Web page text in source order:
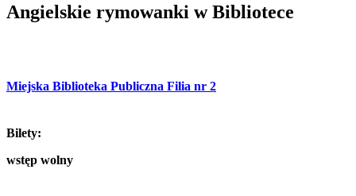
Angielskie rymowanki w Bibliotece
Miejska Biblioteka Publiczna Filia nr 2
Bilety:
wstęp wolny